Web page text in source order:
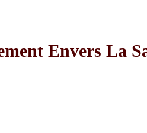
Envers La